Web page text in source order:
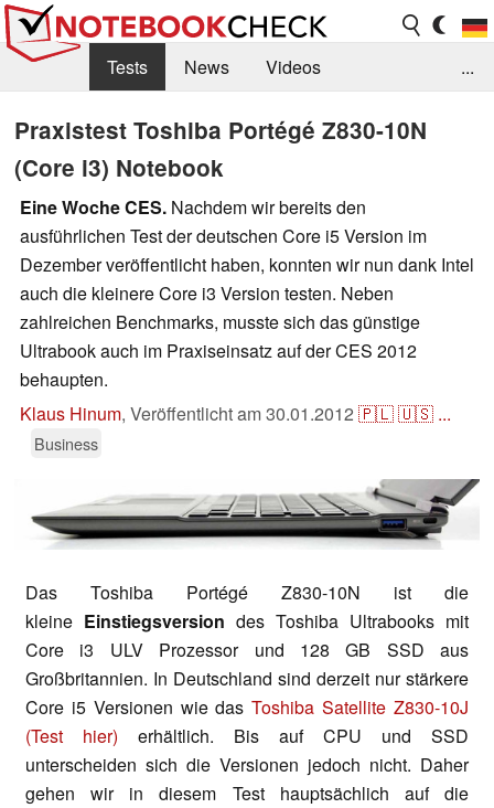
Tests News
Videos
Externe Tests
Kaufberatung
Deals
Forum
...
Praxistest Toshiba Portégé Z830-10N
(Core i3) Notebook
Eine Woche CES. Nachdem wir bereits den
ausführlichen Test der deutschen Core i5 Version im
Dezember veröffentlicht haben, konnten wir nun dank Intel
auch die kleinere Core i3 Version testen. Neben
zahlreichen Benchmarks, musste sich das günstige
Ultrabook auch im Praxiseinsatz auf der CES 2012
behaupten.
Klaus Hinum, Veröffentlicht am30.01.2012 🇵🇱🇺🇸 ...
Business
Das Toshiba Portégé Z830-10N ist die
kleine Einstiegsversion des Toshiba Ultrabooks mit
Core i3 ULV Prozessor und 128 GB SSD aus
Großbritannien. In Deutschland sind derzeit nur stärkere
Core i5 Versionen wie dasToshiba Satellite Z830-10J
(Test hier) erhältlich. Bis auf CPU und SSD
unterscheiden sich die Versionen jedoch nicht. Daher
gehen wir in diesem Test hauptsächlich auf die